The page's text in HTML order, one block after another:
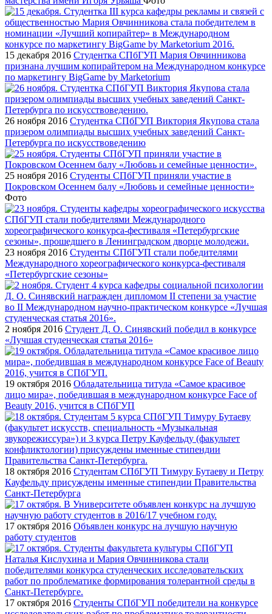
15 декабря 2016 Студентка СПбГУП Мария Овчинникова
признана лучшим копирайтером на Международном конкурсе
по маркетингу BigGame by Marketorium
26 ноября 2016 Студентка СПбГУП Виктория Якупова стала
призером олимпиады высших учебных заведений Санкт-
Петербурга по искусствоведению
25 ноября 2016 Студенты СПбГУП приняли участие в
Покровском Осеннем балу «Любовь и семейные ценности»
Фото
23 ноября 2016 Студенты СПбГУП стали победителями
Международного хореографического конкурса-фестиваля
«Петербургские сезоны»
2 ноября 2016 Студент Д. О. Синявский победил в конкурсе
«Лучшая студенческая статья 2016»
19 октября 2016 Обладательница титула «Самое красивое
лицо мира», победившая в международном конкурсе Face of
Beauty 2016, учится в СПбГУП
18 октября 2016 Студентам СПбГУП Тимуру Бутаеву и Петру
Кауфельду присуждены именные стипендии Правительства
Санкт-Петербурга
17 октября 2016 Объявлен конкурс на лучшую научную
работу студентов
17 октября 2016 Студенты СПбГУП победители на конкурсе